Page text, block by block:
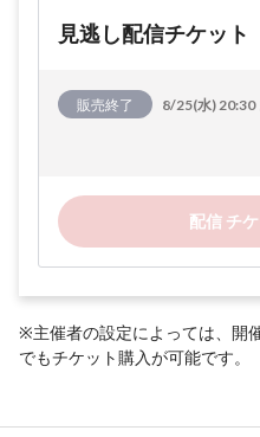
見逃し配信チケット
販売終了 8/25(水) 20:30
配信 チ
※主催者の設定によっては、開
でもチケット購入が可能です。